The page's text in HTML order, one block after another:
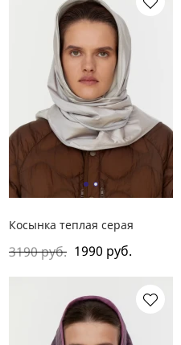
Косынка теплая серая
3190 руб. 1990 руб.